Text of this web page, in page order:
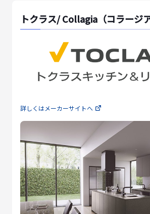
トクラス/ Collagia（コラージア
詳しくはメーカーサイトへ